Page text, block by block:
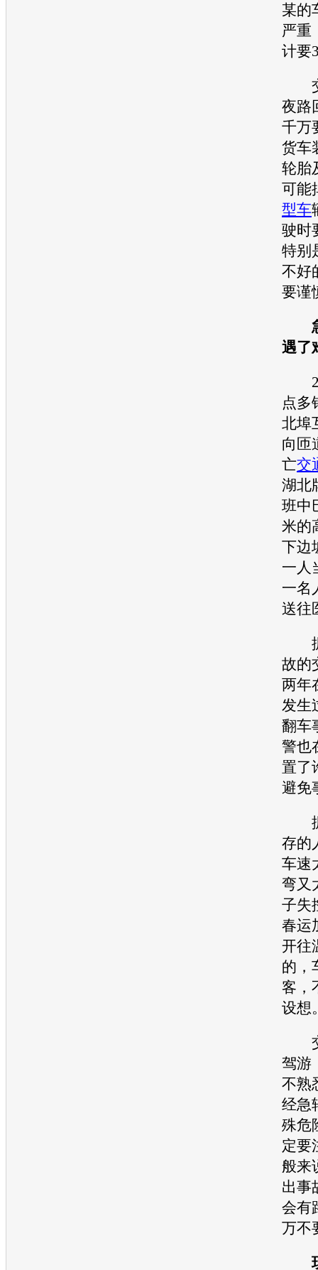
某的
严重
计要
交
夜路
千万
货车
轮胎
可能
型车
驶时
特别
不好
要谨
遇了
2
点多
北埠
向匝
亡交
湖北
班中
米的
下边
一人
一名
送往
据
故的
两年
发生
翻车
警也
置了
避免
据
存的
车速
弯又
子失
春运
开往
的，
客，
设想
交
驾游
不熟
经急
殊危
定要
般来
出事
会有
万不